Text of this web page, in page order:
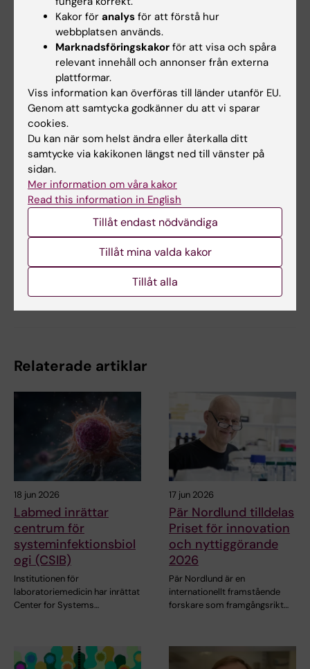
Mer läsning
Populärvetenskapligt tema om covid-19
Tags
Anestesi och intensivvård Covid-19
Infektionsmedicin Inflammation
Uppdaterad av:
2020-08-20
Relaterade artiklar
18 jun 2026
Labmed inrättar
centrum för
systeminfektionsbiol
ogi (CSIB)
Institutionen för
laboratoriemedicin har inrättat
Center for Systems…
17 jun 2026
Pär Nordlund tilldelas
Priset för innovation
och nyttiggörande
2026
Pär Nordlund är en
internationellt framstående
forskare som framgångsrikt…
Kakor för analys för att förstå hur
webbplatsen används.
Marknadsföringskakor för att visa och spåra
relevant innehåll och annonser från externa
plattformar.
Viss information kan överföras till länder utanför EU.
Genom att samtycka godkänner du att vi sparar
cookies.
Du kan när som helst ändra eller återkalla ditt
samtycke via kakikonen längst ned till vänster på
sidan.
Mer information om våra kakor
Read this information in English
Tillåt endast nödvändiga
Tillåt mina valda kakor
Tillåt alla